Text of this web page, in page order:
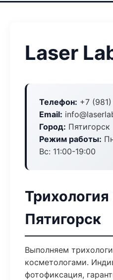
Laser
Телефон: +7
Email:
Город: Пятигорск
Режим работы:
Вс: 11:00-19:00
Трихология
Пятигорск
Выполняем
косметологами.
фотофиксация,